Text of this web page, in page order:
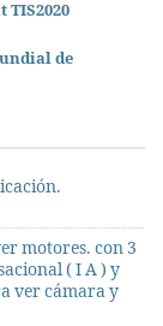
de
motores. con 3
( I A ) y
ver cámara y